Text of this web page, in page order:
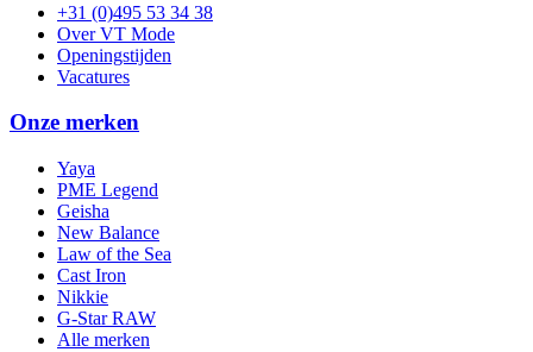
+31 (0)495 53 34 38
Over VT Mode
Openingstijden
Vacatures
Onze merken
Yaya
PME Legend
Geisha
New Balance
Law of the Sea
Cast Iron
Nikkie
G-Star RAW
Alle merken